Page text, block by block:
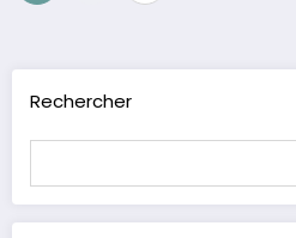
Rechercher